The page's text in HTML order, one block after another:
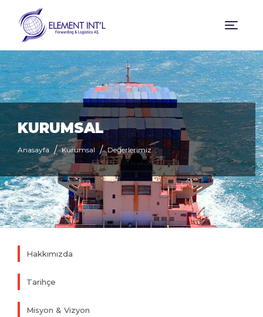
KURUMSAL
Anasayfa Kurumsal Değerlerimiz
Hakkımızda
Tarihçe
Misyon & Vizyon